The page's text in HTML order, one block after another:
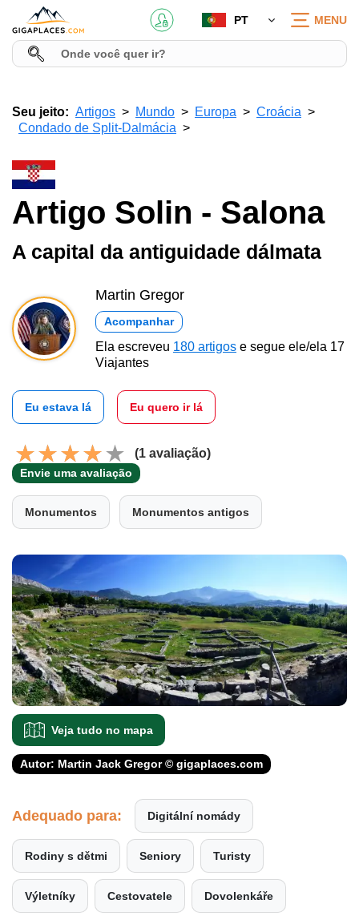
PT MENU
Seu jeito: Artigos Mundo Europa
Croácia
Condado de Split-Dalmácia
Artigo Solin - Salona
A capital da antiguidade dálmata
Martin Gregor
Acompanhar
Ela escreveu 180 artigos e segue ele/ela 17
Viajantes
Eu estava lá Eu quero ir lá
(1 avaliação)
Envie uma avaliação
Monumentos Monumentos antigos
Veja tudo no mapa
Autor: Martin Jack Gregor © gigaplaces.com
Adequado para: Digitální nomády
Rodiny s dětmi Seniory Turisty
Výletníky Cestovatele Dovolenkáře